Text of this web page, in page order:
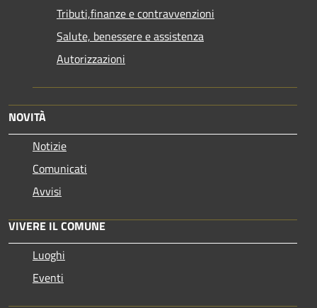
Tributi,finanze e contravvenzioni
Salute, benessere e assistenza
Autorizzazioni
NOVITÀ
Notizie
Comunicati
Avvisi
VIVERE IL COMUNE
Luoghi
Eventi